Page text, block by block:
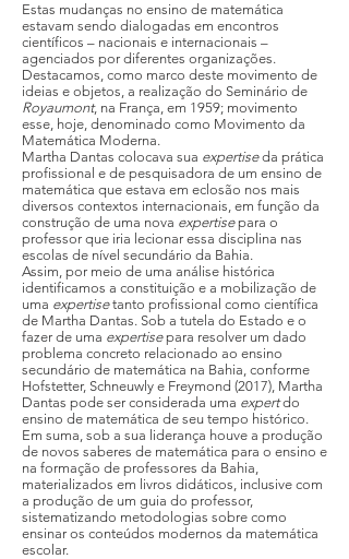
Estas mudanças no ensino de matemática
estavam sendo dialogadas em encontros
científicos – nacionais e internacionais –
agenciados por diferentes organizações.
Destacamos, como marco deste movimento de
ideias e objetos, a realização do Seminário de
Royaumont, na França, em 1959; movimento
esse, hoje, denominado como Movimento da
Matemática Moderna.
Martha Dantas colocava sua expertiseda prática
profissional e de pesquisadora de um ensino de
matemática que estava em eclosão nos mais
diversos contextos internacionais, em função da
construção de uma nova expertisepara o
professor que iria lecionar essa disciplina nas
escolas de nível secundário da Bahia.
Assim, por meio de uma análise histórica
identificamos a constituição e a mobilização de
uma expertisetanto profissional como científica
de Martha Dantas. Sob a tutela do Estado e o
fazer de uma expertisepara resolver um dado
problema concreto relacionado ao ensino
secundário de matemática na Bahia, conforme
Hofstetter, Schneuwly e Freymond (2017), Martha
Dantas pode ser considerada uma expertdo
ensino de matemática de seu tempo histórico.
Em suma, sob a sua liderança houve a produção
de novos saberes de matemática para o ensino e
na formação de professores da Bahia,
materializados em livros didáticos, inclusive com
a produção de um guia do professor,
sistematizando metodologias sobre como
ensinar os conteúdos modernos da matemática
escolar.